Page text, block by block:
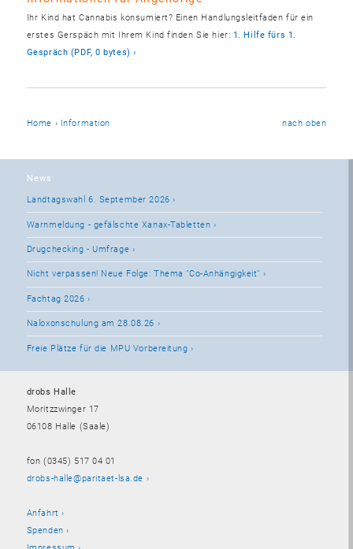
Ihr Kind hat Cannabis konsumiert? Einen Handlungsleitfaden für ein
erstes Gerspäch mit Ihrem Kind finden Sie hier: 1. Hilfe fürs 1.
Gespräch (PDF, 0 bytes)
Home › Information nach oben
News
Landtagswahl 6. September 2026
Warnmeldung - gefälschte Xanax-Tabletten
Drugchecking - Umfrage
Nicht verpassen! Neue Folge: Thema "Co-Anhängigkeit"
Fachtag 2026
Naloxonschulung am 28.08.26
Freie Plätze für die MPU Vorbereitung
drobs Halle
Moritzzwinger 17
06108 Halle (Saale)
fon (0345) 517 04 01
drobs-halle@paritaet-lsa.de
Anfahrt
Spenden